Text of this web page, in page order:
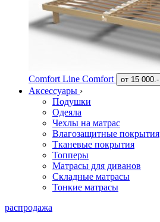
Comfort Line Comfort от 15 000.-
Аксессуары ›
Подушки
Одеяла
Чехлы на матрас
Влагозащитные покрытия
Тканевые покрытия
Топперы
Матрасы для диванов
Складные матрасы
Тонкие матрасы
распродажа